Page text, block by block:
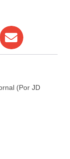
(por JD